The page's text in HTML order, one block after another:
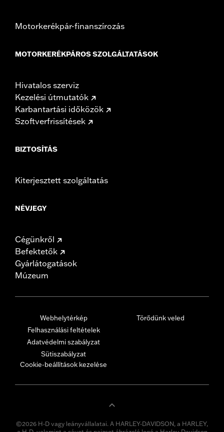
Motorkerékpár-finanszírozás
MOTORKERÉKPÁROS SZOLGÁLTATÁSOK
Hivatalos szerviz
Kezelési útmutatók
Karbantartási időközök
Szoftverfrissítések
BIZTOSÍTÁS
Kiterjesztett szolgáltatás
NÉVJEGY
Cégünkről
Befektetők
Gyárlátogatások
Múzeum
Webhelytérkép
Felhasználási feltételek
Adatvédelmi szabályzat
Sütiszabályzat
Cookie-beállítások kezelése
Törődünk veled
©2026 H-D vagy leányvállalatai. A HARLEY-DAVIDSON, a HARLEY,